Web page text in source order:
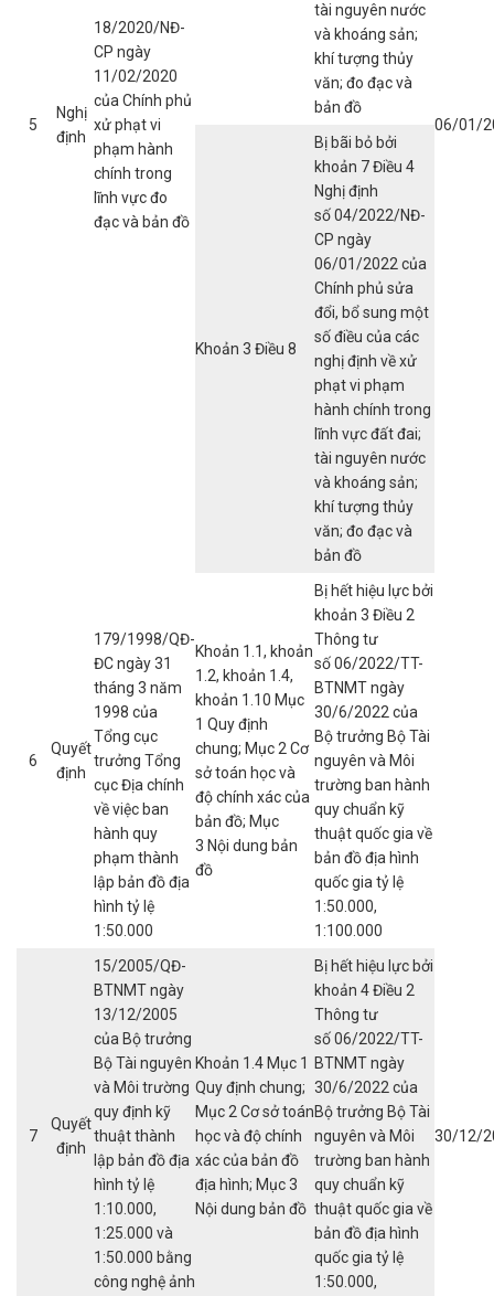
5
Nghị
định
18/2020/NĐ-
CP ngày
11/02/2020
của Chính phủ
xử phạt vi
phạm hành
chính trong
lĩnh vực đo
đạc và bản đồ
tài nguyên nước
và khoáng sản;
khí tượng thủy
văn; đo đạc và
bản đồ
06/01/
Khoản 3 Điều 8
Bị bãi bỏ bởi
khoản 7 Điều 4
Nghị định
số 04/2022/NĐ-
CP ngày
06/01/2022 của
Chính phủ sửa
đổi, bổ sung một
số điều của các
nghị định về xử
phạt vi phạm
hành chính trong
lĩnh vực đất đai;
tài nguyên nước
và khoáng sản;
khí tượng thủy
văn; đo đạc và
bản đồ
6
Quyết
định
179/1998/QĐ-
ĐC ngày 31
tháng 3 năm
1998 của
Tổng cục
trưởng Tổng
cục Địa chính
về việc ban
hành quy
phạm thành
lập bản đồ địa
hình tỷ lệ
1:50.000
Khoản 1.1, khoản
1.2, khoản 1.4,
khoản 1.10 Mục
1 Quy định
chung; Mục 2 Cơ
sở toán học và
độ chính xác của
bản đồ; Mục
3 Nội dung bản
đồ
Bị hết hiệu lực bởi
khoản 3 Điều 2
Thông tư
số 06/2022/TT-
BTNMT ngày
30/6/2022 của
Bộ trưởng Bộ Tài
nguyên và Môi
trường ban hành
quy chuẩn kỹ
thuật quốc gia về
bản đồ địa hình
quốc gia tỷ lệ
1:50.000,
1:100.000
30/12/
7
Quyết
định
15/2005/QĐ-
BTNMT ngày
13/12/2005
của Bộ trưởng
Bộ Tài nguyên
và Môi trường
quy định kỹ
thuật thành
lập bản đồ địa
hình tỷ lệ
1:10.000,
1:25.000 và
1:50.000 bằng
công nghệ ảnh
Khoản 1.4 Mục 1
Quy định chung;
Mục 2 Cơ sở toán
học và độ chính
xác của bản đồ
địa hình; Mục 3
Nội dung bản đồ
Bị hết hiệu lực bởi
khoản 4 Điều 2
Thông tư
số 06/2022/TT-
BTNMT ngày
30/6/2022 của
Bộ trưởng Bộ Tài
nguyên và Môi
trường ban hành
quy chuẩn kỹ
thuật quốc gia về
bản đồ địa hình
quốc gia tỷ lệ
1:50.000,